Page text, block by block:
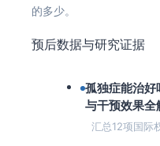
的多少。
预后数据与研究证据
孤独症能治好
与干预效果全
汇总12项国际